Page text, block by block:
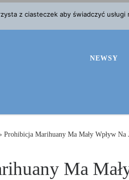
NEWSY
Prohibicja Marihuany Ma Mały Wpływ Na
Ma
z ciasteczek aby świadczyć usługi